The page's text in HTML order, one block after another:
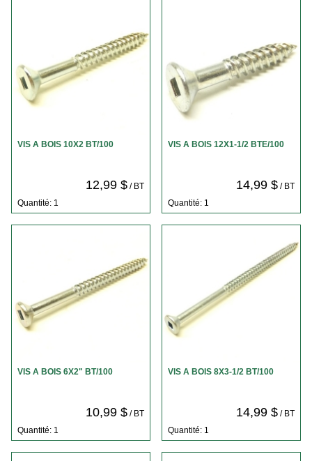
VIS A BOIS 10X2 BT/100
12,99 $/ BT
Quantité: 1
VIS A BOIS 12X1-1/2 BTE/100
14,99 $/ BT
Quantité: 1
VIS A BOIS 6X2" BT/100
10,99 $/ BT
Quantité: 1
VIS A BOIS 8X3-1/2 BT/100
14,99 $/ BT
Quantité: 1